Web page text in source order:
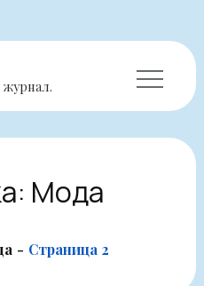
Мода
Страница 2